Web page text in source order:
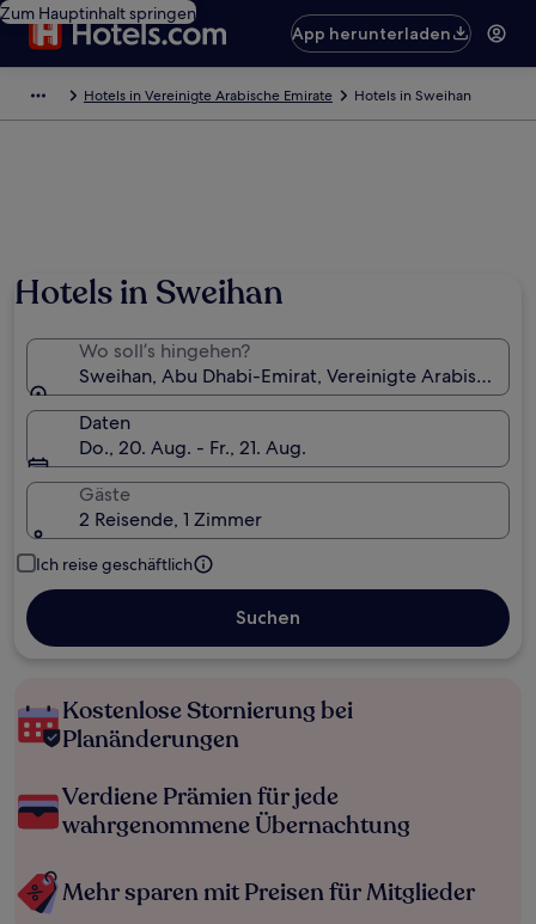
Zum Hauptinhalt springen
App herunterladen
Hotels in Vereinigte Arabische Emirate Hotels in Sweihan
Hotels in Sweihan
Wo soll’s hingehen?
Sweihan, Abu Dhabi-Emirat, Vereinigte Arabische
Daten
Do., 20. Aug. - Fr., 21. Aug.
Gäste
2 Reisende, 1 Zimmer
Ich reise geschäftlich
Suchen
Kostenlose Stornierung bei
Planänderungen
Verdiene Prämien für jede
wahrgenommene Übernachtung
Mehr sparen mit Preisen für Mitglieder